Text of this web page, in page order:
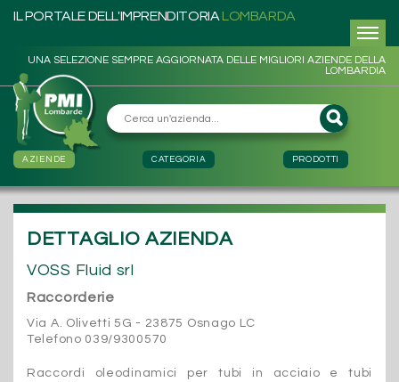
IL PORTALE DELL'IMPRENDITORIA LOMBARDA
UNA SELEZIONE SEMPRE AGGIORNATA DELLE MIGLIORI AZIENDE DELLA
LOMBARDIA
AZIENDE CATEGORIA PRODOTTI
DETTAGLIO AZIENDA
VOSS Fluid srl
Raccorderie
Via A. Olivetti 5G - 23875 Osnago LC
Telefono 039/9300570
Raccordi oleodinamici per tubi in acciaio e tubi